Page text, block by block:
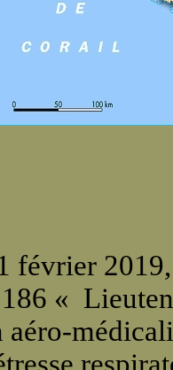
février
«
aéro-